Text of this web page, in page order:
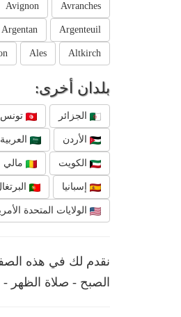
Avranches
Avignon
Argenteuil
Argentan
Altkirch
Ales
بلدان أخرى:
الجزائر تونس
الأردن
الكويت مالي
إسبانيا
الولايات المتحدة
الصبح - صلاة الظهر